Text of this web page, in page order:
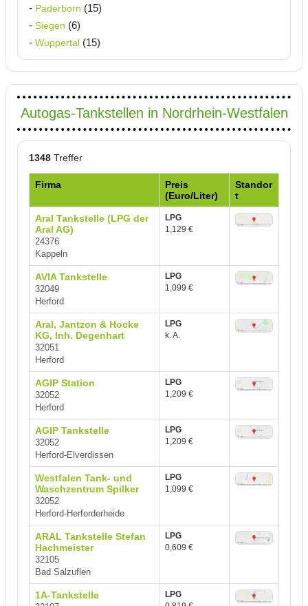
- Paderborn (15)
- Siegen (6)
- Wuppertal (15)
Autogas-Tankstellen in Nordrhein-Westfalen
1348 Treffer
Firma
Preis
(Euro/Liter)
Standor
t
Aral Tankstelle (LPG der
Aral AG)
24376
Kappeln
LPG
1,129 €
AVIA Tankstelle
32049
Herford
LPG
1,099 €
Aral, Jantzon & Hocke
KG, Inh. Degenhart
32051
Herford
LPG
k. A.
AGIP Station
32052
Herford
LPG
1,209 €
AGIP Tankstelle
32052
Herford-Elverdissen
LPG
1,209 €
Westfalen Tank- und
Waschzentrum Spilker
32052
Herford-Herforderheide
LPG
1,099 €
ARAL Tankstelle Stefan
Hachmeister
32105
Bad Salzuflen
LPG
0,609 €
1A-Tankstelle
LPG